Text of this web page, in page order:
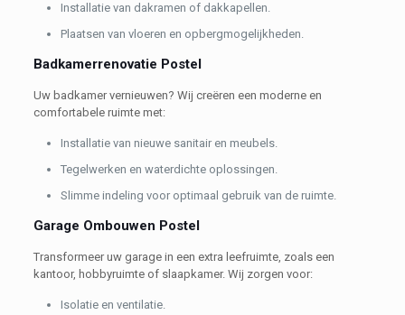
Installatie van dakramen of dakkapellen.
Plaatsen van vloeren en opbergmogelijkheden.
Badkamerrenovatie Postel
Uw badkamer vernieuwen? Wij creëren een moderne en
comfortabele ruimte met:
Installatie van nieuwe sanitair en meubels.
Tegelwerken en waterdichte oplossingen.
Slimme indeling voor optimaal gebruik van de ruimte.
Garage Ombouwen Postel
Transformeer uw garage in een extra leefruimte, zoals een
kantoor, hobbyruimte of slaapkamer. Wij zorgen voor:
Isolatie en ventilatie.